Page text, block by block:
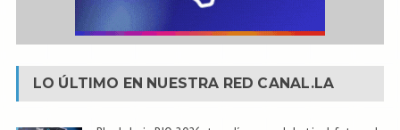
LO ÚLTIMO EN NUESTRA RED CANAL.LA